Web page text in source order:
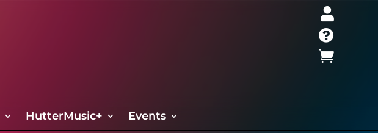



HutterMusic+ Events